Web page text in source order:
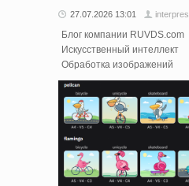
27.07.2026 13:01 interpres
Блог компании RUVDS.com
Искусственный интеллект
Обработка изображений